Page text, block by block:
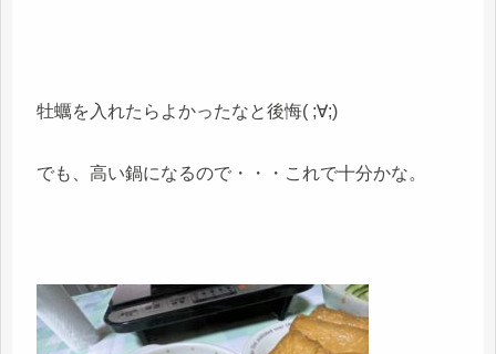
牡蠣を入れたらよかったなと後悔( ;∀;)
でも、高い鍋になるので・・・これで十分かな。